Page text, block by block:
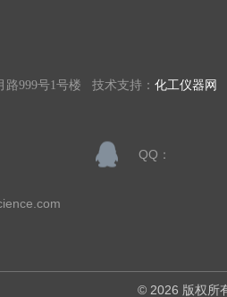
路999号1号楼 技术支持： 化工仪器网
QQ：
© 2026 版权所